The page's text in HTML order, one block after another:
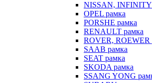
NISSAN, INFINITY
OPEL рамка
PORSHE рамка
RENAULT рамка
ROVER, ROEWER
SAAB рамка
SEAT рамка
SKODA рамка
SSANG YONG